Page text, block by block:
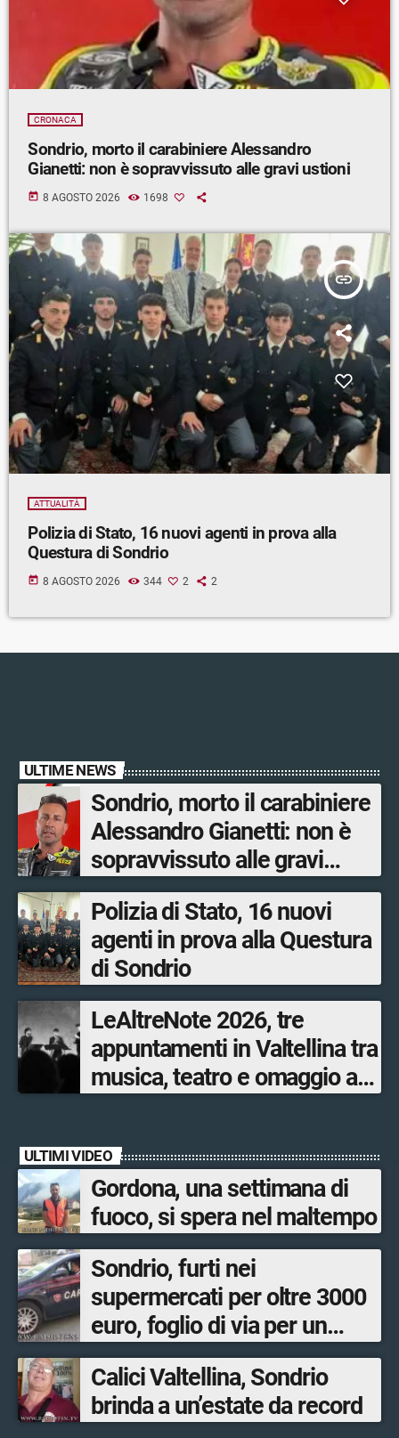
CRONACA
Sondrio, morto il carabiniere Alessandro
Gianetti: non è sopravvissuto alle gravi ustioni
today 8 AGOSTO 2026 1698
insert_link
ATTUALITÀ
Polizia di Stato, 16 nuovi agenti in prova alla
Questura di Sondrio
today 8 AGOSTO 2026 344 2 2
ULTIME NEWS
Sondrio, morto il carabiniere
Alessandro Gianetti: non è
sopravvissuto alle gravi
ustioni
Polizia di Stato, 16 nuovi
agenti in prova alla Questura
di Sondrio
LeAltreNote 2026, tre
appuntamenti in Valtellina tra
musica, teatro e omaggio a
ULTIMI VIDEO
Gordona, una settimana di
fuoco, si spera nel maltempo
Sondrio, furti nei
supermercati per oltre 3000
euro, foglio di via per un
ventinovenne
Calici Valtellina, Sondrio
brinda a un’estate da record